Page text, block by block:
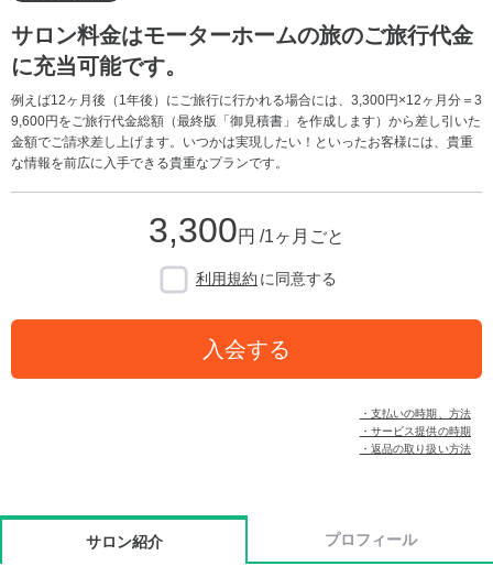
サロン料金はモーターホームの旅のご旅行代金
に充当可能です。
例えば12ヶ月後（1年後）にご旅行に行かれる場合には、3,300円×12ヶ月分＝3
9,600円をご旅行代金総額（最終版「御見積書」を作成します）から差し引いた
金額でご請求差し上げます。いつかは実現したい！といったお客様には、貴重
な情報を前広に入手できる貴重なプランです。
3,300円 /1ヶ月ごと
利用規約 に同意する
入会する
・支払いの時期、方法
・サービス提供の時期
・返品の取り扱い方法
サロン紹介 プロフィール